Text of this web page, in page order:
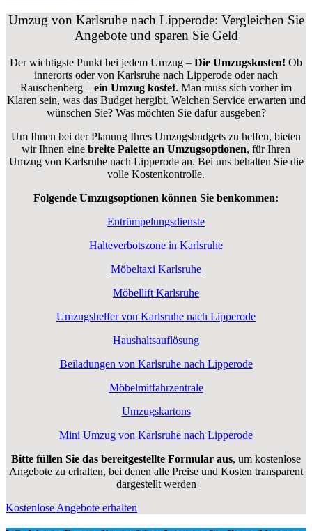
Umzug von Karlsruhe nach Lipperode: Vergleichen Sie
Angebote und sparen Sie Geld
Der wichtigste Punkt bei jedem Umzug – Die Umzugskosten! Ob
innerorts oder von Karlsruhe nach Lipperode oder nach
Rauschenberg – ein Umzug kostet. Man muss sich vorher im
Klaren sein, was das Budget hergibt. Welchen Service erwarten und
wünschen Sie? Was möchten Sie dafür ausgeben?
Um Ihnen bei der Planung Ihres Umzugsbudgets zu helfen, bieten
wir Ihnen eine breite Palette an Umzugsoptionen, für Ihren
Umzug von Karlsruhe nach Lipperode an. Bei uns behalten Sie die
volle Kostenkontrolle.
Folgende Umzugsoptionen können Sie benkommen:
Entrümpelungsdienste
Halteverbotszone in Karlsruhe
Möbeltaxi Karlsruhe
Möbellift Karlsruhe
Umzugshelfer von Karlsruhe nach Lipperode
Haushaltsauflösung
Beiladungen von Karlsruhe nach Lipperode
Möbelmitfahrzentrale
Umzugskartons
Mini Umzug von Karlsruhe nach Lipperode
Bitte füllen Sie das bereitgestellte Formular aus, um kostenlose
Angebote zu erhalten, bei denen alle Preise und Kosten transparent
dargestellt werden
Kostenlose Angebote erhalten